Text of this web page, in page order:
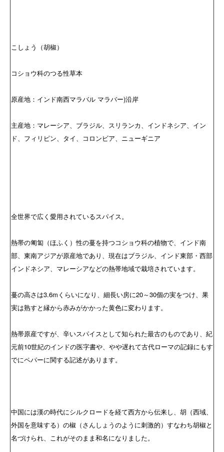
こしょう（胡椒）
コショウ科のつる性草本
原産地：インド南西マラバル マラバー)沿岸
主産地：マレーシア、ブラジル、スリランカ、インドネシア、イン
ド、フィリピン、タイ、コロンビア、ニューギニア
全世界で広く愛用されているスパイス。
熱帯の匍匐（ほふく）性の蔓を持つコショウ科の植物で、インド南
部、東南アジアが原産地であり、現在はブラジル、インド東部・西部
インドネシア、マレーシアなどの熱帯地域で栽培されています。
蔓の高さは3.6mくらいになり、細長い房に20～30個の実をつけ、果
実は熟すと縁から赤みがかかった黄色に変わります。
熱帯原産ですが、辛いスパイスとして知られた最古のものであり、紀
元前10世紀のインドの医字書や、やや遅れて古代ローマの記録にもす
でにペパーに関する記述があります。
中国には漢の時代にシルクロードを経て西方から伝来し、胡（西域、
外国を意味する）の椒（さんしょうのように刺激的）すなわち胡椒と
名づけられ、これがそのまま和名になりました。